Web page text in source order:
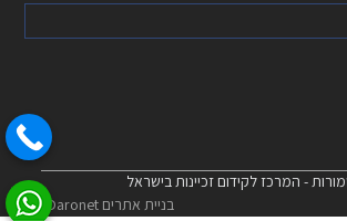
בניית אתרים Daronet